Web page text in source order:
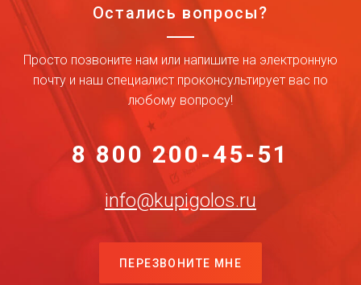
Остались вопросы?
Просто позвоните нам или напишите на электронную
почту и наш специалист проконсультирует вас по
любому вопросу!
8 800 200-45-51
info@kupigolos.ru
ПЕРЕЗВОНИТЕ МНЕ